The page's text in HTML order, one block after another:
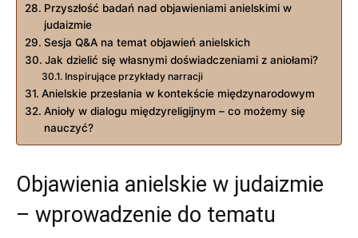
Przyszłość badań nad objawieniami anielskimi w
judaizmie
Sesja Q&A na temat objawień anielskich
Jak dzielić się własnymi doświadczeniami z aniołami?
Inspirujące przykłady narracji
Anielskie przesłania w kontekście międzynarodowym
Anioły w dialogu międzyreligijnym – co możemy się
nauczyć?
Objawienia anielskie w judaizmie
– wprowadzenie do tematu